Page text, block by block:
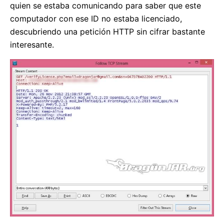
quien se estaba comunicando para saber que este
computador con ese ID no estaba licenciado,
descubriendo una petición HTTP sin cifrar bastante
interesante.